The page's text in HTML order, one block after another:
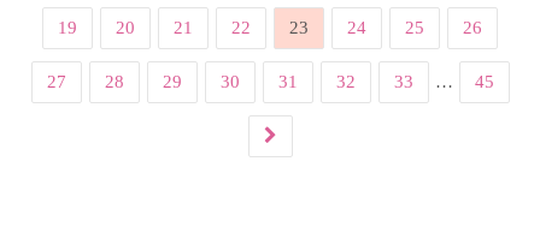
19 20 21 22 23 24 25 26
27 28 29 30 31 32 33 … 45